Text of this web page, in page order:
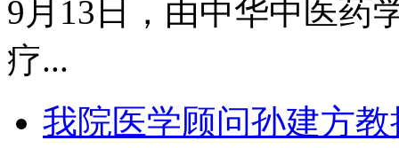
9月13日，由中华中医药
疗...
我院医学顾问孙建方